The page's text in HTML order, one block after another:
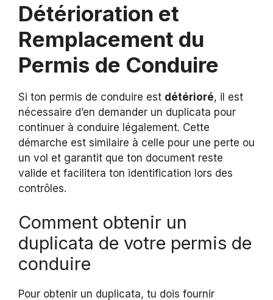
Détérioration et
Remplacement du
Permis de Conduire
Si ton permis de conduire est détérioré, il est
nécessaire d’en demander un duplicata pour
continuer à conduire légalement. Cette
démarche est similaire à celle pour une perte ou
un vol et garantit que ton document reste
valide et facilitera ton identification lors des
contrôles.
Comment obtenir un
duplicata de votre permis de
conduire
Pour obtenir un duplicata, tu dois fournir